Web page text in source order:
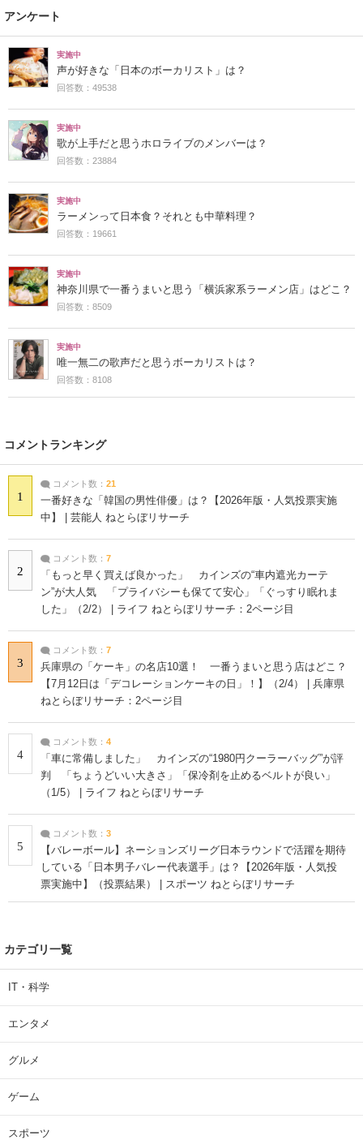
アンケート
実施中
声が好きな「日本のボーカリスト」は？
回答数：49538
実施中
歌が上手だと思うホロライブのメンバーは？
回答数：23884
実施中
ラーメンって日本食？それとも中華料理？
回答数：19661
実施中
神奈川県で一番うまいと思う「横浜家系ラーメン店」はどこ？
回答数：8509
実施中
唯一無二の歌声だと思うボーカリストは？
回答数：8108
コメントランキング
1
コメント数： 21
一番好きな「韓国の男性俳優」は？【2026年版・人気投票実施
中】 | 芸能人 ねとらぼリサーチ
2
コメント数： 7
「もっと早く買えば良かった」 カインズの“車内遮光カーテ
ン”が大人気 「プライバシーも保てて安心」「ぐっすり眠れま
した」（2/2） | ライフ ねとらぼリサーチ：2ページ目
3
コメント数： 7
兵庫県の「ケーキ」の名店10選！ 一番うまいと思う店はどこ？
【7月12日は「デコレーションケーキの日」！】（2/4） | 兵庫県
ねとらぼリサーチ：2ページ目
4
コメント数： 4
「車に常備しました」 カインズの“1980円クーラーバッグ”が評
判 「ちょうどいい大きさ」「保冷剤を止めるベルトが良い」
（1/5） | ライフ ねとらぼリサーチ
5
コメント数： 3
【バレーボール】ネーションズリーグ日本ラウンドで活躍を期待
している「日本男子バレー代表選手」は？【2026年版・人気投
票実施中】（投票結果） | スポーツ ねとらぼリサーチ
カテゴリ一覧
IT・科学
エンタメ
グルメ
ゲーム
スポーツ